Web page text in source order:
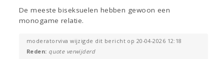
De meeste biseksuelen hebben gewoon een
monogame relatie.
moderatorviva wijzigde dit bericht op 20-04-2026 12:18
Reden: quote verwijderd